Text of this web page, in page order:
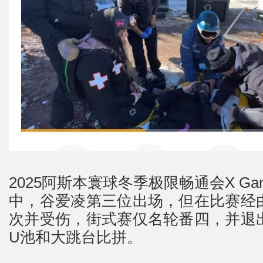
2025阿斯本寰球冬季极限畅通会X
中，谷爱凌第三位出场，但在比赛经
次并受伤，街式赛仅名轮番四，并退
U池和大跳台比拼。